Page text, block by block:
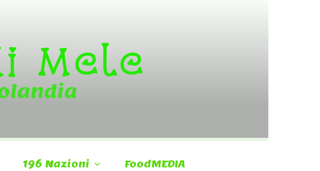
Mele
196 Nazioni FoodMEDIA